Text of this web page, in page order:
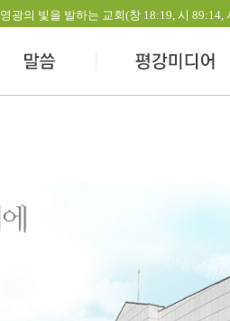
광의 빛을 발하는 교회(창 18:19, 시 89:14,